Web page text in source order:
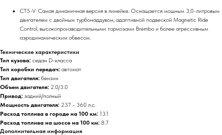
CT5-V: Самая динамичная версия в линейке. Оснащается мощным 3,0-литровым
двигателем с двойным турбонаддувом, адаптивной подвеской Magnetic Ride
Control, высокопроизводительными тормозами Brembo и более агрессивным
аэродинамическим обвесом.
Технические характеристики
Тип кузова: седан D-класса
Тип коробки передач: автомат
Тип двигателя: бензин
Объем двигателя: 2.0/3.0
Привод: задний/полный
Мощность двигателя: 237 - 360 л.с.
Расход топлива в городе на 100 км: 13.1
Расход топлива на шоссе на 100 км: 8.7
Дополнительная информация